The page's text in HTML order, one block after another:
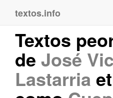
textos.info
Textos
de José
Lastarria